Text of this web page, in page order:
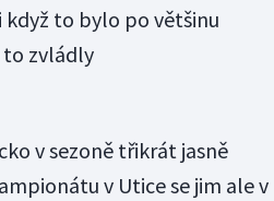
když to bylo po většinu
to zvládly
v sezoně třikrát jasně
v Utice se jim ale v